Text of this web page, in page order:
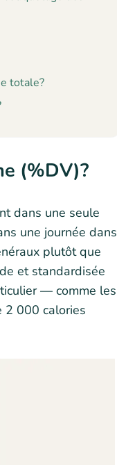
totale?
(%DV)?
dans une seule
une journée dans
plutôt que
et standardisée
— comme les
2 000 calories